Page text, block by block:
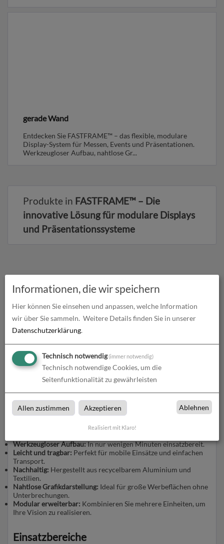
gerade Wand
Entdecken Sie FASTFRAME™ – das flexible, modulare
Display-System für Messen, Events und Präsentationen.
Werkzeugloser Aufbau, nahtlose Gr...
Produkte in FASTFRAME™ – Die
innovative Lösung für modulare Displays
und Präsentationssysteme
FASTFRAME™ – Die innovative Lösung für
modulare Displays und
Präsentationssysteme
revolutionären, modularen Display-System, das in
Sekundenschnelle aufgebaut ist. Ob alsAufsteller
oder vollständigerMessestand– FASTFRAME™ passt sich
großformatige Grafiken für einen professionellen Auftritt.
Vorteile von FASTFRAME™
Werkzeugloser Aufbau:In nur wenigen Minuten einsatzbereit.
Leicht und tragbar: Perfekt für mobile Einsätze und einfachen
Transport.
Nachhaltig: Hergestellt aus recycelbarem Aluminium und
Textilien.
Nahtlose Grafikdarstellung: Ideal für große Werbeflächen ohne
Unterbrechungen.
Modular erweiterbar: Kombinieren Sie mehrere Einheiten, um
Ihre Vision zu realisieren.
Einsatzbereiche
Informationen, die wir speichern
Hier können Sie einsehen und anpassen, welche Information
wir über Sie sammeln. Weitere Details finden Sie in unserer
Datenschutzerklärung.
Technisch notwendig(immer notwendig)
Technisch notwendige Cookies, um die
Seitenfunktionalität zu gewährleisten
Allen zustimmen Akzeptieren Ablehnen
Realisiert mit Klaro!